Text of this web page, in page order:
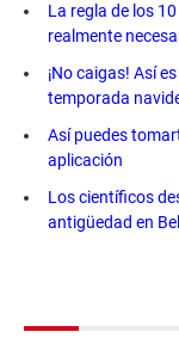
La regla de los
realmente
¡No caigas! Así
temporada
Así puedes
aplicación
Los científicos
antigüedad en